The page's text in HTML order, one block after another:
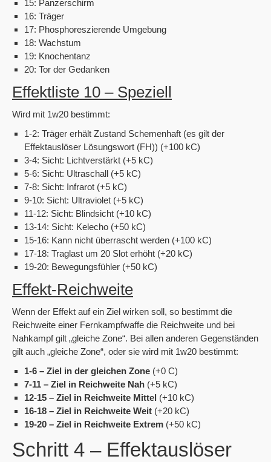
15: Panzerschirm
16: Träger
17: Phosphoreszierende Umgebung
18: Wachstum
19: Knochentanz
20: Tor der Gedanken
Effektliste 10 – Speziell
Wird mit 1w20 bestimmt:
1-2: Träger erhält Zustand Schemenhaft (es gilt der
Effektauslöser Lösungswort (FH)) (+100 kC)
3-4: Sicht: Lichtverstärkt (+5 kC)
5-6: Sicht: Ultraschall (+5 kC)
7-8: Sicht: Infrarot (+5 kC)
9-10: Sicht: Ultraviolet (+5 kC)
11-12: Sicht: Blindsicht (+10 kC)
13-14: Sicht: Kelecho (+50 kC)
15-16: Kann nicht überrascht werden (+100 kC)
17-18: Traglast um 20 Slot erhöht (+20 kC)
19-20: Bewegungsfühler (+50 kC)
Effekt-Reichweite
Wenn der Effekt auf ein Ziel wirken soll, so bestimmt die
Reichweite einer Fernkampfwaffe die Reichweite und bei
Nahkampf gilt „gleiche Zone“. Bei allen anderen Gegenständen
gilt auch „gleiche Zone“, oder sie wird mit 1w20 bestimmt:
1-6 – Ziel in der gleichen Zone (+0 C)
7-11 – Ziel in Reichweite Nah (+5 kC)
12-15 – Ziel in Reichweite Mittel (+10 kC)
16-18 – Ziel in Reichweite Weit (+20 kC)
19-20 – Ziel in Reichweite Extrem (+50 kC)
Schritt 4 – Effektauslöser